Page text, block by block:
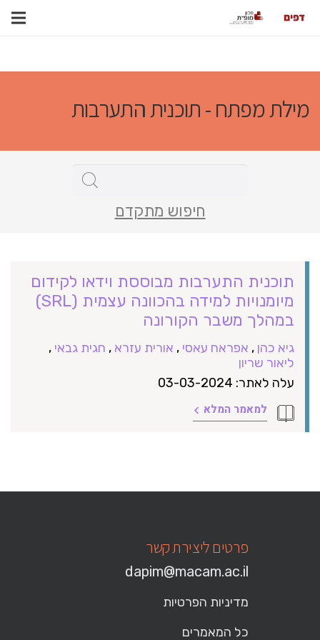
מילת מפתח - תוכנית התערבות
חיפוש מתקדם
תוכנית התערבות מבוססת וידאו לקידום
מיומנויות למידה בהכוונה עצמית (SRL)
במהלך משבר הקורונה
גיא כהן , אפראח עאסי , אורית עזרא , חגית גבאי ,
ליאור שריון
עלה לאתר: 03-03-2024
למאמר המלא
פרטים ליצירת קשר
dapim@macam.ac.il
מדיניות הפרטיות
כל המאמרים